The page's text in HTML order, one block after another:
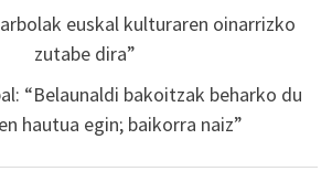
euskal kulturaren oinarrizko
zutabe dira”
“Belaunaldi bakoitzak beharko du
hautua egin; baikorra naiz”